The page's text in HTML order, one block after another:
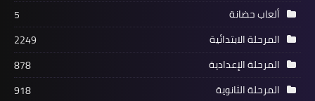
ألعاب حضانة
5
المرحلة الابتدائية
2249
المرحلة الإعدادية
878
المرحلة الثانوية
918